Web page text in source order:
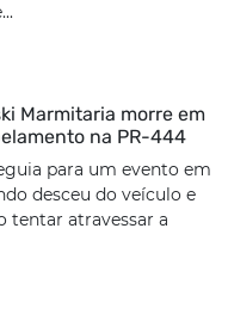
Marmitaria morre em
na PR-444
para um evento em
desceu do veículo e
tentar atravessar a